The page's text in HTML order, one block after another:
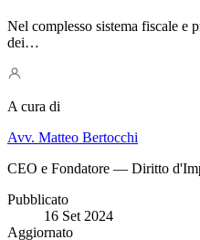
Nel complesso sistema fiscale e
dei…
A cura di
Avv. Matteo Bertocchi
CEO e Fondatore — Diritto
Pubblicato
16 Set 2024
Aggiornato